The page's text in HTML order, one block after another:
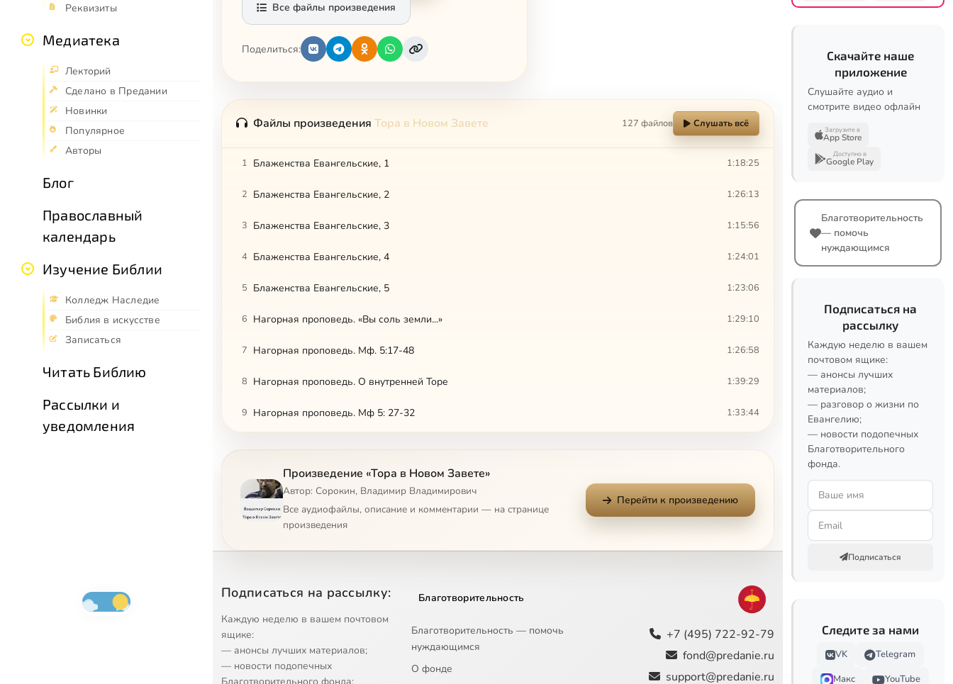
Реквизиты
Медиатека
Лекторий
Сделано в Предании
Новинки
Популярное
Авторы
Блог
Православный
календарь
Изучение Библии
Колледж Наследие
Библия в искусстве
Записаться
Читать Библию
Рассылки и
уведомления
Все файлы произведения
Поделиться:
Файлы произведения Тора в Новом Завете 127 файлов Слушать всё
1 Блаженства Евангельские, 1 1:18:25
2 Блаженства Евангельские, 2 1:26:13
3 Блаженства Евангельские, 3 1:15:56
4 Блаженства Евангельские, 4 1:24:01
5 Блаженства Евангельские, 5 1:23:06
6 Нагорная проповедь. «Вы соль земли...» 1:29:10
7 Нагорная проповедь. Мф. 5:17-48 1:26:58
8 Нагорная проповедь. О внутренней Торе 1:39:29
9 Нагорная проповедь. Мф 5: 27-32 1:33:44
Нагорная проповедь. Мф. 5: 38-48
12 Нагорная проповедь. Мф. 5: 43-48 1:10:56
15 Нагорная проповедь. Отче наш, 1 1:49:08
16 Нагорная проповедь. Отче наш, 2 1:34:34
17 Нагорная проповедь. Отче наш. Хлеб насущный 1:29:05
Произведение «Тора в Новом Завете»
Автор: Сорокин, Владимир Владимирович
Все аудиофайлы, описание и комментарии — на странице
произведения
Перейти к произведению
Подписаться на рассылку:
Каждую неделю в вашем почтовом
ящике:
— анонсы лучших материалов;
— новости подопечных
Благотворительность
Благотворительность — помочь
нуждающимся
О фонде
+7 (495) 722-92-79
fond@predanie.ru
support@predanie.ru
Скачайте наше
приложение
Слушайте аудио и
смотрите видео офлайн
Загрузите в
App Store
Доступно в
Google Play
Благотворительность
— помочь
нуждающимся
Подписаться на
рассылку
Каждую неделю в вашем
почтовом ящике:
— анонсы лучших
материалов;
— разговор о жизни по
Евангелию;
— новости подопечных
Благотворительного
фонда.
Подписаться
Следите за нами
VK
Telegram
Макс
YouTube